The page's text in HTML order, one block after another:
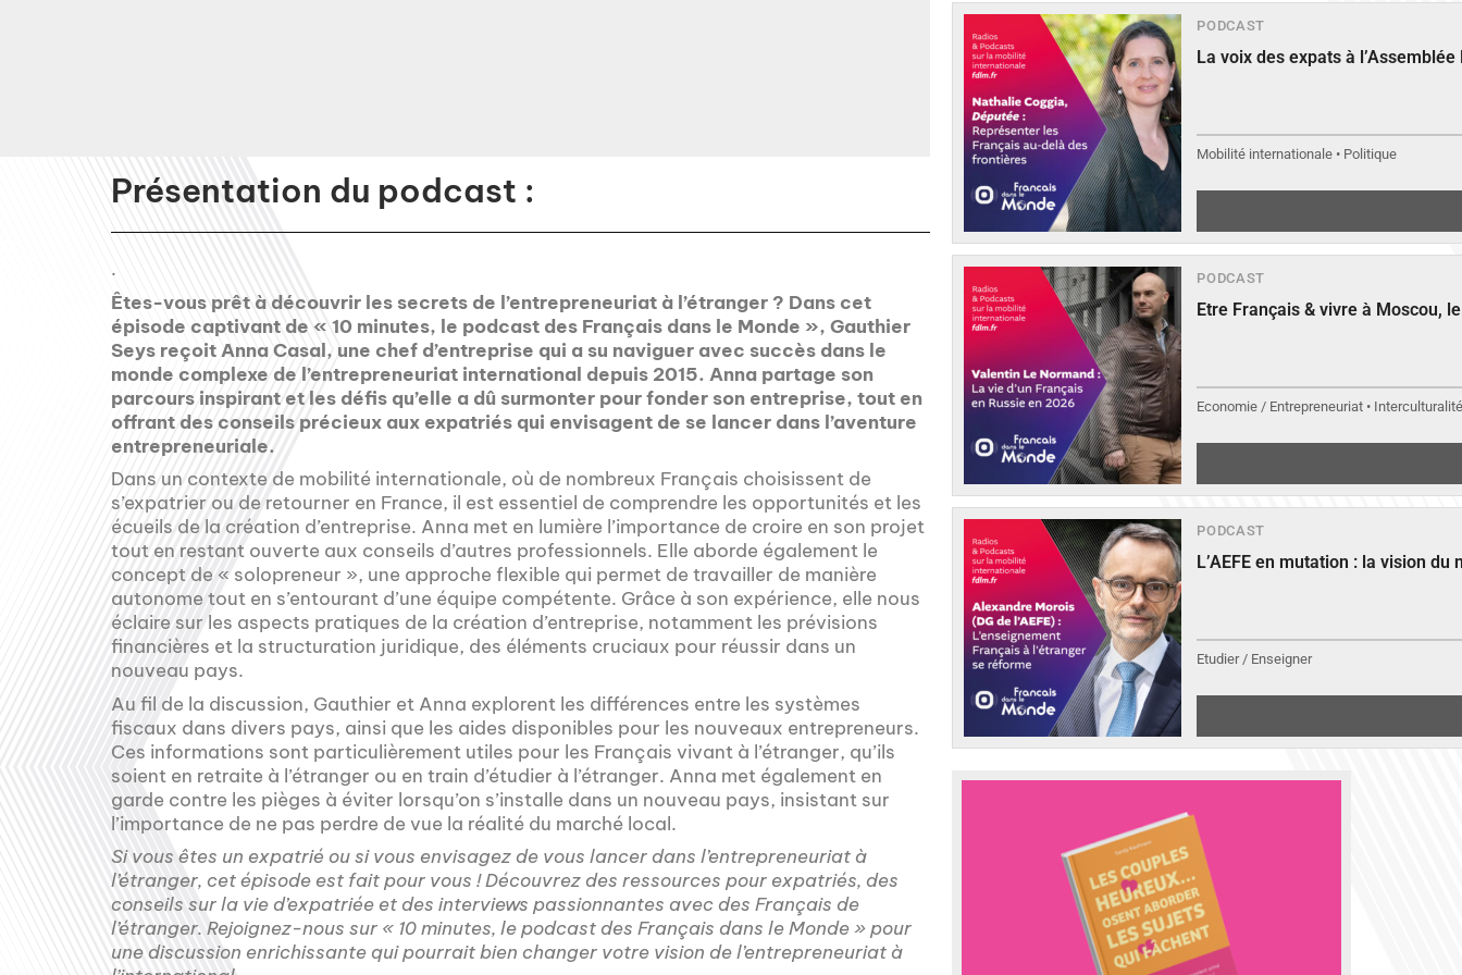
Présentation du podcast :
.
Êtes-vous prêt à découvrir les secrets de l’entrepreneuriat à l’étranger ? Dans cet
épisode captivant de « 10 minutes, le podcast des Français dans le Monde », Gauthier
Seys reçoit Anna Casal, une chef d’entreprise qui a su naviguer avec succès dans le
monde complexe de l’entrepreneuriat international depuis 2015. Anna partage son
parcours inspirant et les défis qu’elle a dû surmonter pour fonder son entreprise, tout en
offrant des conseils précieux aux expatriés qui envisagent de se lancer dans l’aventure
entrepreneuriale.
Dans un contexte de mobilité internationale, où de nombreux Français choisissent de
s’expatrier ou de retourner en France, il est essentiel de comprendre les opportunités et les
écueils de la création d’entreprise. Anna met en lumière l’importance de croire en son projet
tout en restant ouverte aux conseils d’autres professionnels. Elle aborde également le
concept de « solopreneur », une approche flexible qui permet de travailler de manière
autonome tout en s’entourant d’une équipe compétente. Grâce à son expérience, elle nous
éclaire sur les aspects pratiques de la création d’entreprise, notamment les prévisions
financières et la structuration juridique, des éléments cruciaux pour réussir dans un
nouveau pays.
Au fil de la discussion, Gauthier et Anna explorent les différences entre les systèmes
fiscaux dans divers pays, ainsi que les aides disponibles pour les nouveaux entrepreneurs.
Ces informations sont particulièrement utiles pour les Français vivant à l’étranger, qu’ils
soient en retraite à l’étranger ou en train d’étudier à l’étranger. Anna met également en
garde contre les pièges à éviter lorsqu’on s’installe dans un nouveau pays, insistant sur
l’importance de ne pas perdre de vue la réalité du marché local.
Si vous êtes un expatrié ou si vous envisagez de vous lancer dans l’entrepreneuriat à
l’étranger, cet épisode est fait pour vous ! Découvrez des ressources pour expatriés, des
conseils sur la vie d’expatriée et des interviews passionnantes avec des Français de
l’étranger. Rejoignez-nous sur « 10 minutes, le podcast des Français dans le Monde » pour
une discussion enrichissante qui pourrait bien changer votre vision de l’entrepreneuriat à
PODCAST
La voix des expats à
Mobilité internationale • Politique
PODCAST
Etre Français & vivre à Moscou,
Economie / Entrepreneuriat •
PODCAST
L’AEFE en mutation : la vision
Etudier / Enseigner